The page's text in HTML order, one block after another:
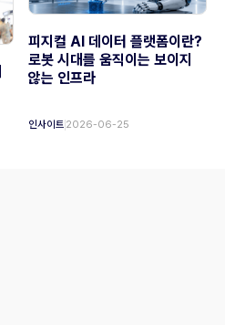
피지컬 AI 데이터 플랫폼이란?
로봇 시대를 움직이는 보이지
않는 인프라
인사이트 2026-06-25